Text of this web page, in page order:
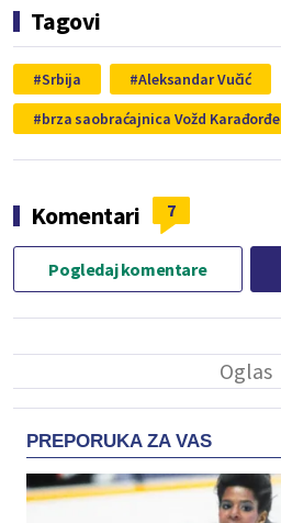
Tagovi
Srbija
Aleksandar Vučić
brza saobraćajnica Vožd Karađorđe
Komentari 7
Pogledaj komentare
PREPORUKA ZA VAS